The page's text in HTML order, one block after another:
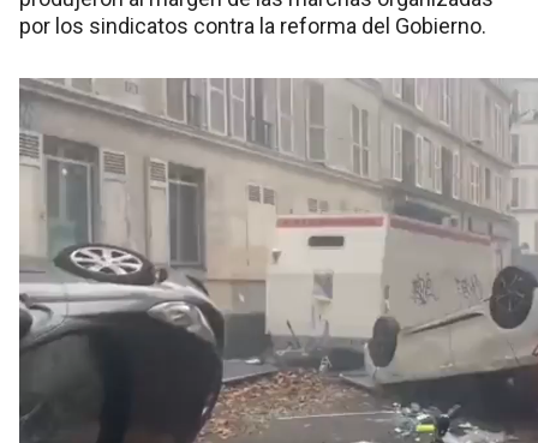
por los sindicatos contra la reforma del Gobierno.